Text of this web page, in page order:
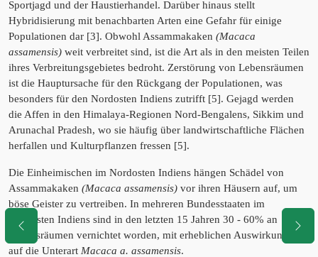
Sportjagd und der Haustierhandel. Darüber hinaus stellt
Hybridisierung mit benachbarten Arten eine Gefahr für einige
Populationen dar [3]. Obwohl Assammakaken (Macaca
assamensis) weit verbreitet sind, ist die Art als in den meisten Teilen
ihres Verbreitungsgebietes bedroht. Zerstörung von Lebensräumen
ist die Hauptursache für den Rückgang der Populationen, was
besonders für den Nordosten Indiens zutrifft [5]. Gejagd werden
die Affen in den Himalaya-Regionen Nord-Bengalens, Sikkim und
Arunachal Pradesh, wo sie häufig über landwirtschaftliche Flächen
herfallen und Kulturpflanzen fressen [5].
Die Einheimischen im Nordosten Indiens hängen Schädel von
Assammakaken (Macaca assamensis) vor ihren Häusern auf, um
böse Geister zu vertreiben. In mehreren Bundesstaaten im
Nordosten Indiens sind in den letzten 15 Jahren 30 - 60% an
Lebensräumen vernichtet worden, mit erheblichen Auswirkungen
auf die Unterart Macaca a. assamensis.